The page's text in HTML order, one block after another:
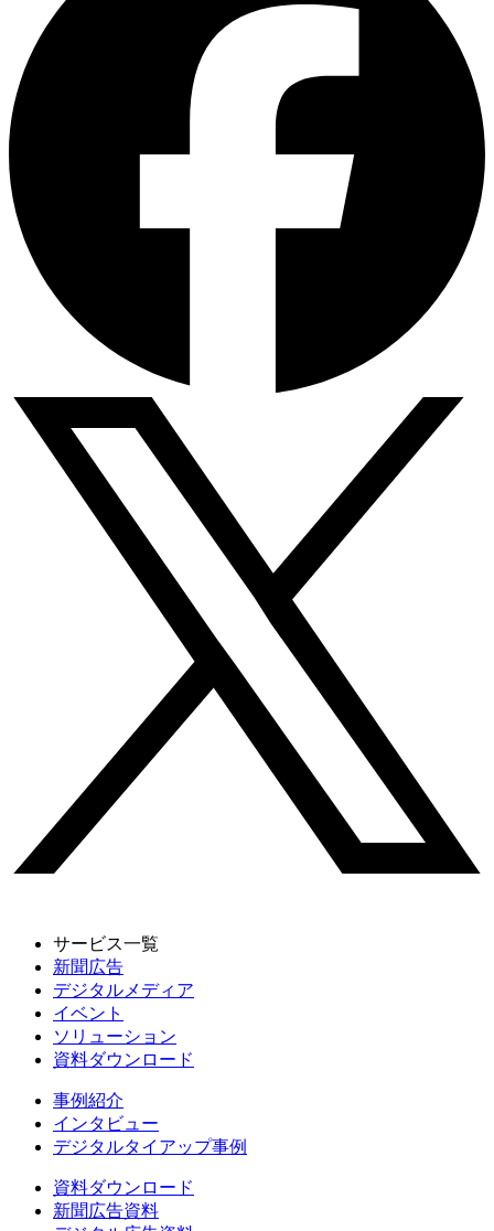
サービス一覧
新聞広告
デジタルメディア
イベント
ソリューション
資料ダウンロード
事例紹介
インタビュー
デジタルタイアップ事例
資料ダウンロード
新聞広告資料